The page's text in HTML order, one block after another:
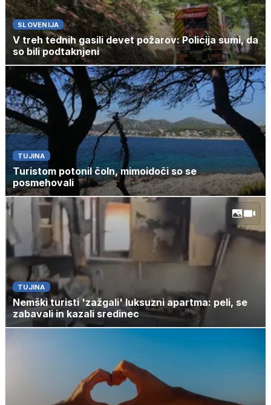
SLOVENIJA
V treh tednih gasili devet požarov: Policija sumi, da
so bili podtaknjeni
TUJINA
Turistom potonil čoln, mimoidoči so se
posmehovali
TUJINA
Nemški turisti 'zažgali' luksuzni apartma: peli, se
zabavali in kazali sredinec